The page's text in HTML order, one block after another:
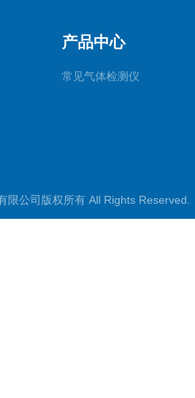
产品中心
常见气体检测仪
限公司版权所有 All Rights